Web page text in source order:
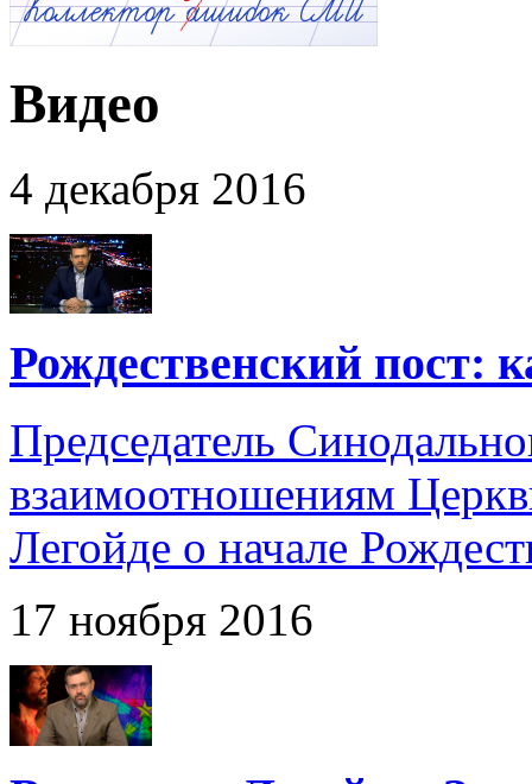
Видео
4 декабря 2016
Рождественский пост:
Председатель
взаимоотношениям
Легойде о начале
17 ноября 2016